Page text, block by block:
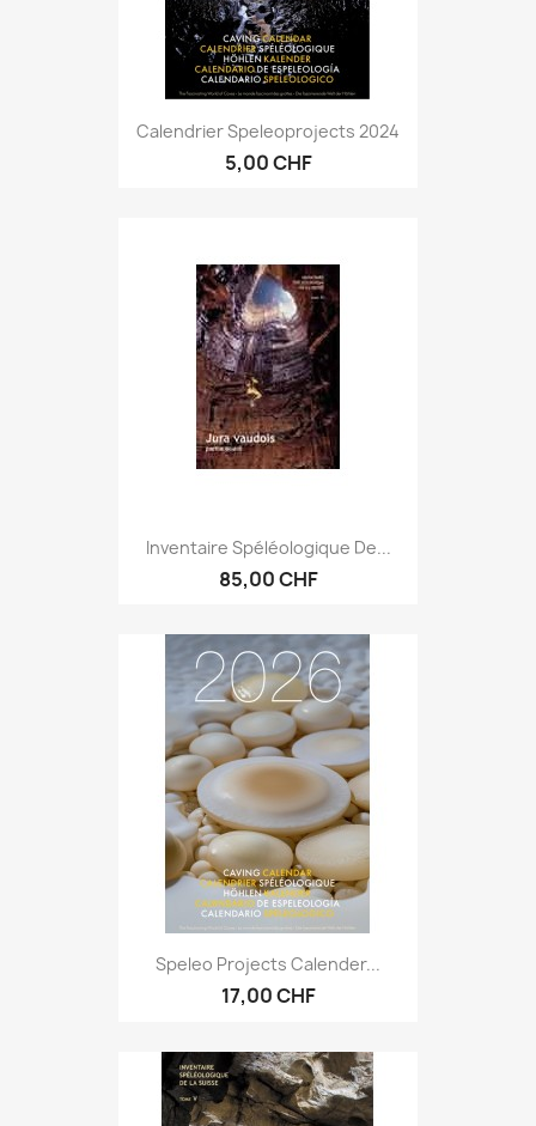
Calendrier Speleoprojects 2024
5,00 CHF
Inventaire Spéléologique De...
85,00 CHF
Speleo Projects Calender...
17,00 CHF